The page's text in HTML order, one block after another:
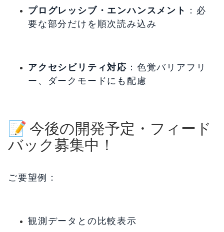
プログレッシブ・エンハンスメント ：必
要な部分だけを順次読み込み
アクセシビリティ対応 ：色覚バリアフリ
ー、ダークモードにも配慮
📝 今後の開発予定・フィード
バック募集中！
ご要望例：
観測データとの比較表示